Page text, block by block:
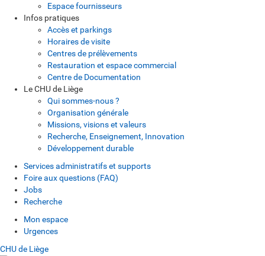
Espace fournisseurs
Infos pratiques
Accès et parkings
Horaires de visite
Centres de prélèvements
Restauration et espace commercial
Centre de Documentation
Le CHU de Liège
Qui sommes-nous ?
Organisation générale
Missions, visions et valeurs
Recherche, Enseignement, Innovation
Développement durable
Services administratifs et supports
Foire aux questions (FAQ)
Jobs
Recherche
Mon espace
Urgences
CHU de Liège